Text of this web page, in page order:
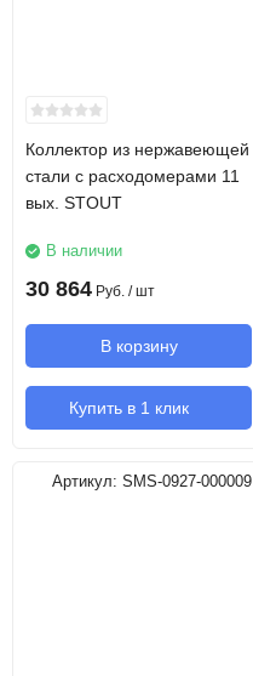
Коллектор из нержавеющей
стали с расходомерами 11
вых. STOUT
В наличии
30 864 Руб. / шт
В корзину
Купить в 1 клик
Артикул: SMS-0927-000009